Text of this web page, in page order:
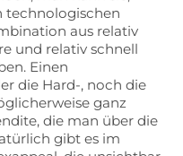
technologischen
aus relativ
und relativ schnell
Einen
die Hard-, noch die
ganz
die man über die
gibt es im